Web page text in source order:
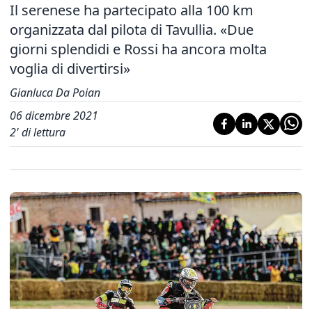
Il serenese ha partecipato alla 100 km
organizzata dal pilota di Tavullia. «Due
giorni splendidi e Rossi ha ancora molta
voglia di divertirsi»
Gianluca Da Poian
06 dicembre 2021
2' di lettura